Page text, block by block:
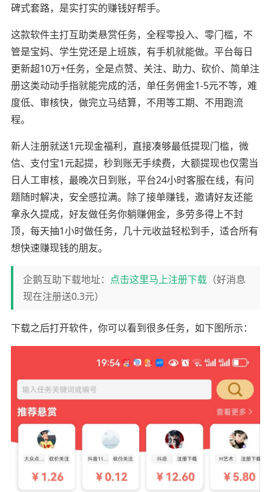
碑式套路，是实打实的赚钱好帮手。
这款软件主打互助类悬赏任务，全程零投入、零门槛，不
管是宝妈、学生党还是上班族，有手机就能做。平台每日
更新超10万+任务，全是点赞、关注、助力、砍价、简单注
册这类动动手指就能完成的活，单任务佣金1-5元不等，难
度低、审核快，做完立马结算，不用等工期、不用跑流
程。
新人注册就送1元现金福利，直接凑够最低提现门槛，微
信、支付宝1元起提，秒到账无手续费，大额提现也仅需当
日人工审核，最晚次日到账，平台24小时客服在线，有问
题随时解决，安全感拉满。除了接单赚钱，邀请好友还能
拿永久提成，好友做任务你躺赚佣金，多劳多得上不封
顶，每天抽1小时做任务，几十元收益轻松到手，适合所有
想快速赚现钱的朋友。
企鹅互助下载地址： 点击这里马上注册下载（好消息
现在注册送0.3元）
下载之后打开软件，你可以看到很多任务，如下图所示：